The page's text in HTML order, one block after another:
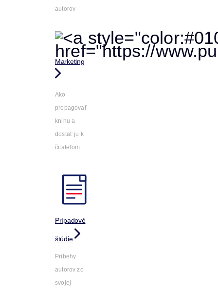
autorov
Marketing
Ako
propagovať
knihu a
dostať ju k
čitateľom
Prípadové
štúdie
Príbehy
autorov zo
svojej